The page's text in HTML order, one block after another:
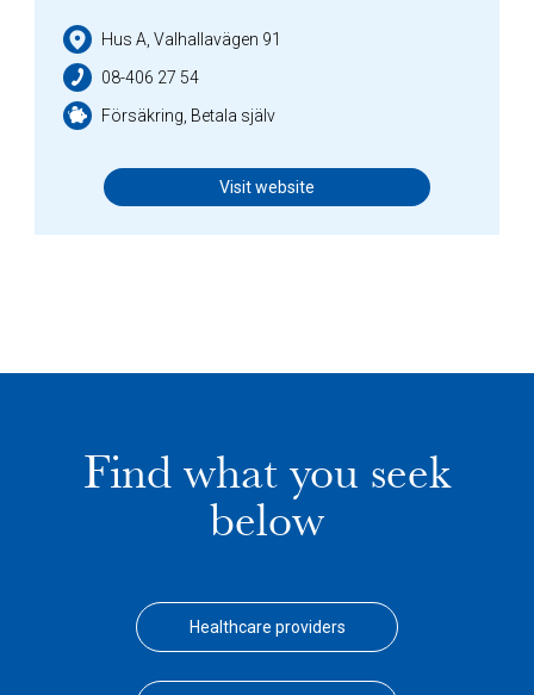
Hus A, Valhallavägen 91
08-406 27 54
Försäkring, Betala själv
Visit website
Find what you seek
below
Healthcare providers